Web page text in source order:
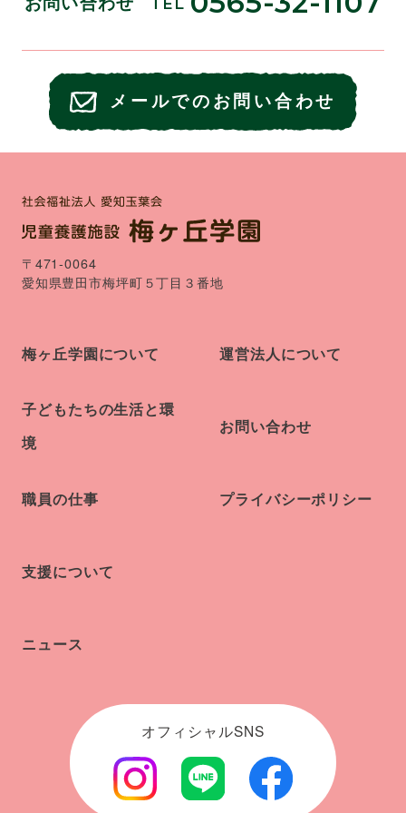
TEL
メールでのお問い合わせ
〒471-0064
愛知県豊田市梅坪町５丁目３番地
梅ヶ丘学園について
子どもたちの生活と環
境
職員の仕事
支援について
ニュース
運営法人について
お問い合わせ
プライバシーポリシー
オフィシャルSNS